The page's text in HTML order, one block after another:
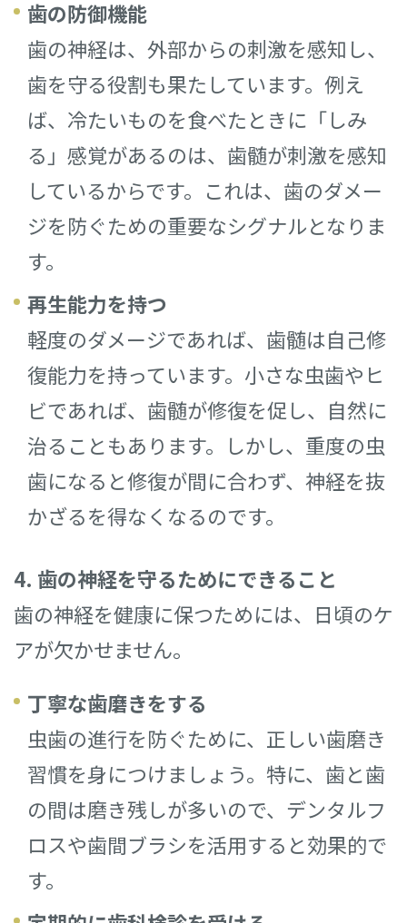
歯の防御機能
歯の神経は、外部からの刺激を感知し、
歯を守る役割も果たしています。例え
ば、冷たいものを食べたときに「しみ
る」感覚があるのは、歯髄が刺激を感知
しているからです。これは、歯のダメー
ジを防ぐための重要なシグナルとなりま
す。
再生能力を持つ
軽度のダメージであれば、歯髄は自己修
復能力を持っています。小さな虫歯やヒ
ビであれば、歯髄が修復を促し、自然に
治ることもあります。しかし、重度の虫
歯になると修復が間に合わず、神経を抜
かざるを得なくなるのです。
4. 歯の神経を守るためにできること
歯の神経を健康に保つためには、日頃のケ
アが欠かせません。
丁寧な歯磨きをする
虫歯の進行を防ぐために、正しい歯磨き
習慣を身につけましょう。特に、歯と歯
の間は磨き残しが多いので、デンタルフ
ロスや歯間ブラシを活用すると効果的で
す。